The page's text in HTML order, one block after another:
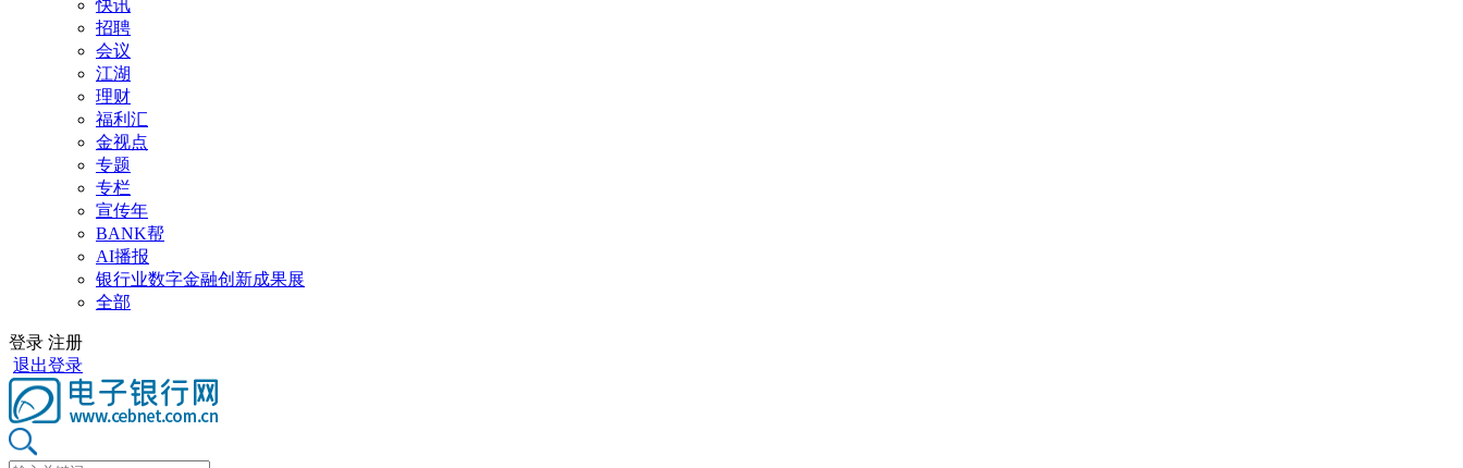
快讯
招聘
会议
江湖
理财
福利汇
金视点
专题
专栏
宣传年
BANK帮
AI播报
银行业数字金融创新成果展
全部
登录 注册
退出登录